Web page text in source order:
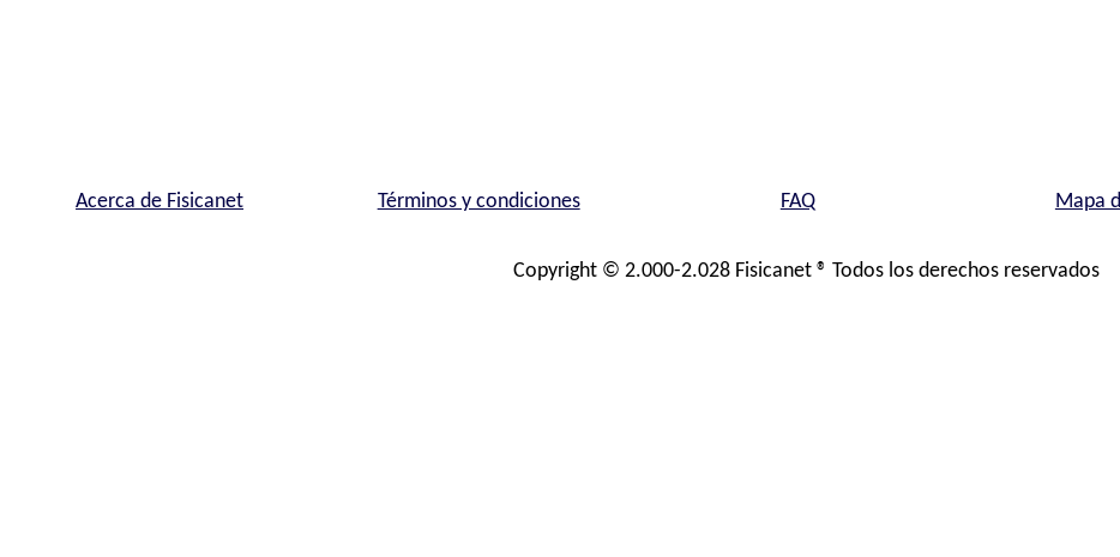
Acerca de Fisicanet Términos y condiciones FAQ Mapa
Copyright © 2.000-2.028 Fisicanet ® Todos los derechos reservados